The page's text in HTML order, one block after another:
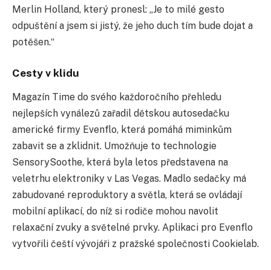
Merlin Holland, který pronesl: „Je to milé gesto
odpuštění a jsem si jistý, že jeho duch tím bude dojat a
potěšen.“
Cesty v klidu
Magazín Time do svého každoročního přehledu
nejlepších vynálezů zařadil dětskou autosedačku
americké firmy Evenflo, která pomáhá miminkům
zabavit se a zklidnit. Umožňuje to technologie
SensorySoothe, která byla letos představena na
veletrhu elektroniky v Las Vegas. Madlo sedačky má
zabudované reproduktory a světla, která se ovládají
mobilní aplikací, do níž si rodiče mohou navolit
relaxační zvuky a světelné prvky. Aplikaci pro Evenflo
vytvořili čeští vývojáři z pražské společnosti Cookielab.